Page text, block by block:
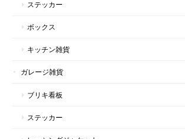
ステッカー
ボックス
キッチン雑貨
ガレージ雑貨
ブリキ看板
ステッカー